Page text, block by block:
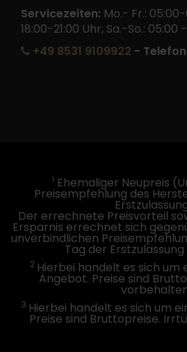
Servicezeiten: Mo.- Fr.:
18:00-21:00 Uhr, Sa.-So.: 05:00
+49 8531 9109922 -
1 Ehemaliger Neupreis
Preisempfehlung des
Der errechnete Preisvorteil
Ersparnis errechnet sich
unverbindlichen
Tag der
2 Hierbei handelt es sich um
Angebot. Preise sind
3 Hierbei handelt es sich um
Preise sind Bruttopreise.